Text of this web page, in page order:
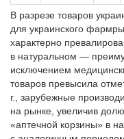
В разрезе товаров
для украинского
характерно
в натуральном —
исключением
товаров превысила
г., зарубежные
на рынке, увеличив
«аптечной корзины» в